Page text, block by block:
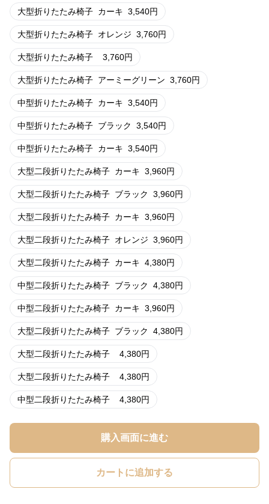
大型折りたたみ椅子 カーキ 3,540円
大型折りたたみ椅子 オレンジ 3,760円
大型折りたたみ椅子 3,760円
大型折りたたみ椅子 アーミーグリーン 3,760円
中型折りたたみ椅子 カーキ 3,540円
中型折りたたみ椅子 ブラック 3,540円
中型折りたたみ椅子 カーキ 3,540円
大型二段折りたたみ椅子 カーキ 3,960円
大型二段折りたたみ椅子 ブラック 3,960円
大型二段折りたたみ椅子 カーキ 3,960円
大型二段折りたたみ椅子 オレンジ 3,960円
大型二段折りたたみ椅子 カーキ 4,380円
中型二段折りたたみ椅子 ブラック 4,380円
中型二段折りたたみ椅子 カーキ 3,960円
大型二段折りたたみ椅子 ブラック 4,380円
大型二段折りたたみ椅子 4,380円
大型二段折りたたみ椅子 4,380円
中型二段折りたたみ椅子 4,380円
購入画面に進む
カートに追加する